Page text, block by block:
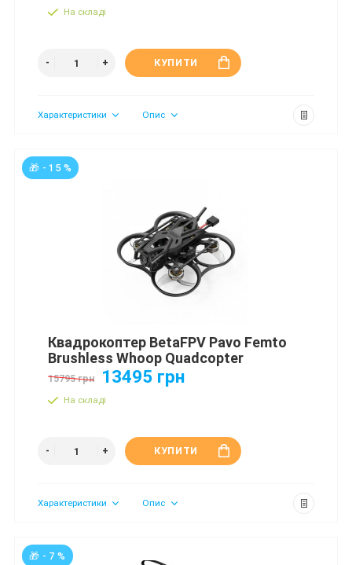
На складі
КУПИТИ
Характеристики Опис
🎁 - 15 %
Квадрокоптер BetaFPV Pavo Femto
Brushless Whoop Quadcopter
15795 грн 13495 грн
На складі
КУПИТИ
Характеристики Опис
🎁 - 7 %